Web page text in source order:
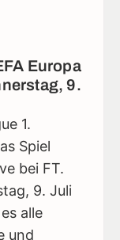
Europa
9.
1.
Spiel
bei FT.
9. Juli
alle
und